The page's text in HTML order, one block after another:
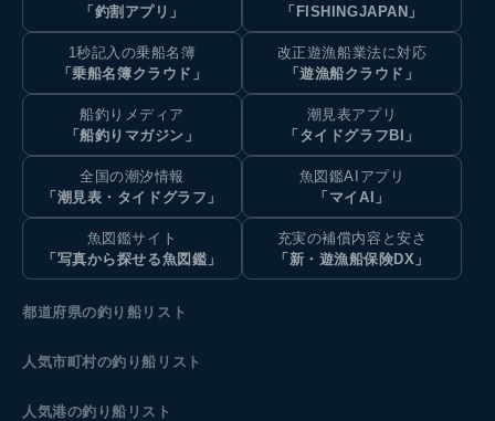
「釣割アプリ」
「FISHINGJAPAN」
1秒記入の乗船名簿
「乗船名簿クラウド」
改正遊漁船業法に対応
「遊漁船クラウド」
船釣りメディア
「船釣りマガジン」
潮見表アプリ
「タイドグラフBI」
全国の潮汐情報
「潮見表・タイドグラフ」
魚図鑑AIアプリ
「マイAI」
魚図鑑サイト
「写真から探せる魚図鑑」
充実の補償内容と安さ
「新・遊漁船保険DX」
都道府県の釣り船リスト
人気市町村の釣り船リスト
人気港の釣り船リスト